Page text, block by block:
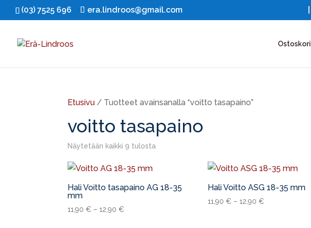
(03) 7525 696 era.lindroos@gmail.com
Ostoskori
Etusivu / Tuotteet avainsanalla “voitto tasapaino”
voitto tasapaino
Näytetään kaikki 9 tulosta
Hali Voitto tasapaino AG 18-35
mm
11,90€ –12,90€
Hali Voitto ASG 18-35 mm
11,90€ –12,90€